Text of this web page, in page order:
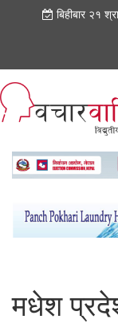
बिहीबार २१
मधेश